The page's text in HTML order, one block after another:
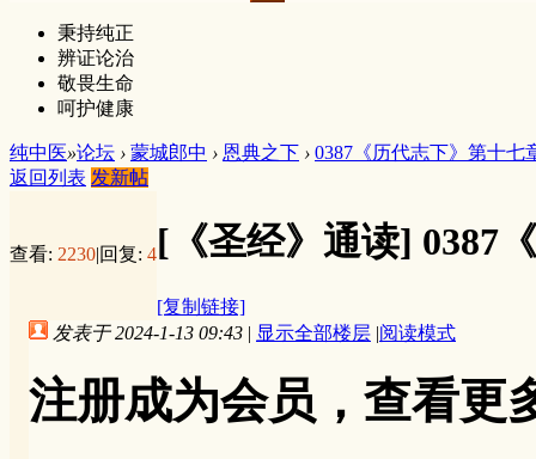
秉持纯正
辨证论治
敬畏生命
呵护健康
纯中医»论坛 › 蒙城郎中 › 恩典之下 › 0387《历代志下》第十七
返回列表 发新帖
查看: 2230|回复: 4[《圣经》通读] 0387
[复制链接]
发表于 2024-1-13 09:43 | 显示全部楼层 |阅读模式
注册成为会员，查看更